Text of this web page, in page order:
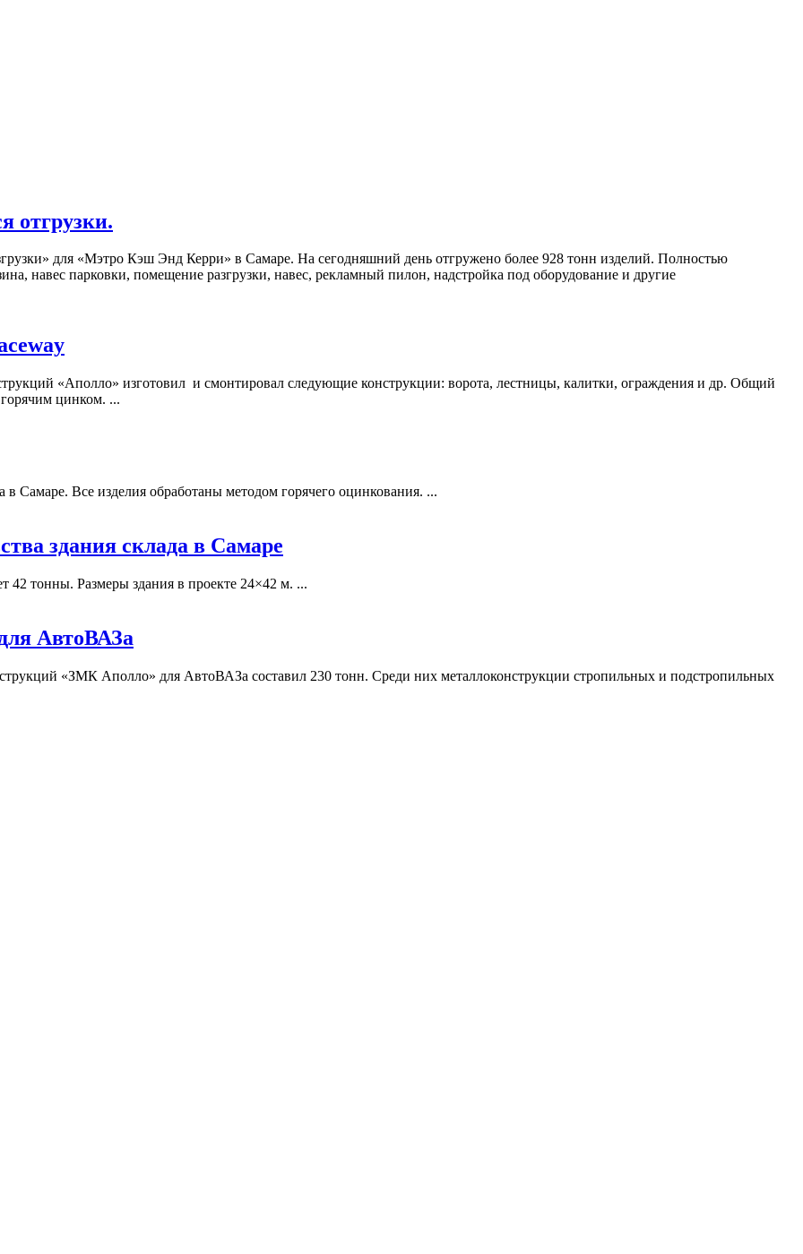
отгрузки.
для «Мэтро Кэш Энд Керри» в Самаре. На сегодняшний день отгружено более 928 тонн изделий. Полностью
навес парковки, помещение разгрузки, навес, рекламный пилон, надстройка под оборудование и другие
«Аполло» изготовил и смонтировал следующие конструкции: ворота, лестницы, калитки, ограждения и др. Общий
цинком. ...
Самаре. Все изделия обработаны методом горячего оцинкования. ...
здания склада в Самаре
42 тонны. Размеры здания в проекте 24×42 м. ...
АвтоВАЗа
«ЗМК Аполло» для АвтоВАЗа составил 230 тонн. Среди них металлоконструкции стропильных и подстропильных